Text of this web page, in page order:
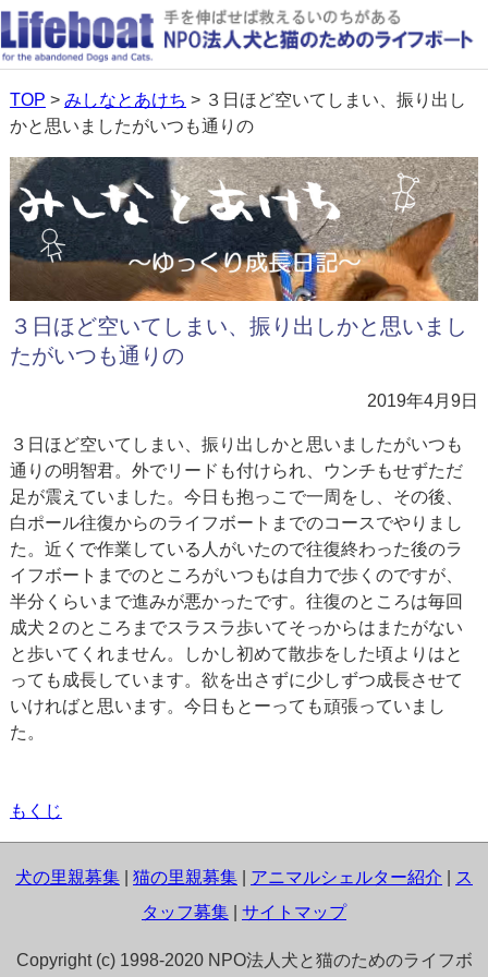
TOP > みしなとあけち > ３日ほど空いてしまい、振り出し
かと思いましたがいつも通りの
３日ほど空いてしまい、振り出しかと思いまし
たがいつも通りの
2019年4月9日
３日ほど空いてしまい、振り出しかと思いましたがいつも
通りの明智君。外でリードも付けられ、ウンチもせずただ
足が震えていました。今日も抱っこで一周をし、その後、
白ポール往復からのライフボートまでのコースでやりまし
た。近くで作業している人がいたので往復終わった後のラ
イフボートまでのところがいつもは自力で歩くのですが、
半分くらいまで進みが悪かったです。往復のところは毎回
成犬２のところまでスラスラ歩いてそっからはまたがない
と歩いてくれません。しかし初めて散歩をした頃よりはと
っても成長しています。欲を出さずに少しずつ成長させて
いければと思います。今日もとーっても頑張っていまし
た。
もくじ
犬の里親募集 猫の里親募集 アニマルシェルター紹介
ス
タッフ募集
サイトマップ
Copyright (c) 1998-2020 NPO法人犬と猫のためのライフボ